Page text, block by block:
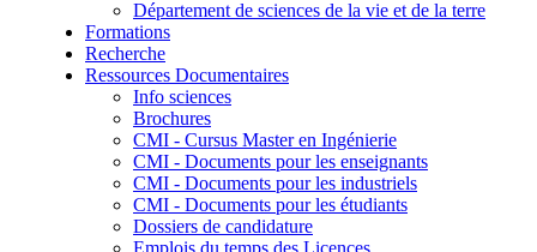
Département de sciences de la vie et de la terre
Formations
Recherche
Ressources Documentaires
Info sciences
Brochures
CMI - Cursus Master en Ingénierie
CMI - Documents pour les enseignants
CMI - Documents pour les industriels
CMI - Documents pour les étudiants
Dossiers de candidature
Emplois du temps des Licences